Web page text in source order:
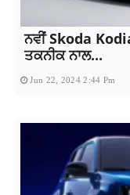
ਨਵੀਂ Skoda
ਤਕਨੀਕ ਨਾਲ...
Jun 22, 2024 2:44 Pm